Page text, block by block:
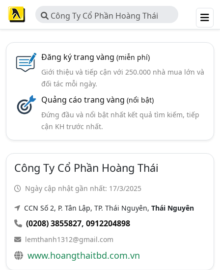
Công Ty Cổ Phần Hoàng Thái
Đăng ký trang vàng (miễn phí)
Giới thiệu và tiếp cận với 250.000 nhà mua lớn và
đối tác mỗi ngày.
Quảng cáo trang vàng (nổi bật)
Đứng đầu và nổi bật nhất kết quả tìm kiếm, tiếp
cận KH trước nhất.
Công Ty Cổ Phần Hoàng Thái
Ngày cập nhật gần nhất: 17/3/2025
CCN Số 2, P. Tân Lập, TP. Thái Nguyên, Thái Nguyên
(0208) 3855827, 0912204898
lemthanh1312@gmail.com
www.hoangthaitbd.com.vn